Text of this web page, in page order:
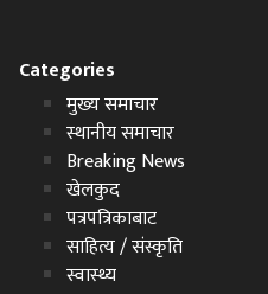
Categories
मुख्य समाचार
स्थानीय समाचार
Breaking News
खेलकुद
पत्रपत्रिकाबाट
साहित्य / संस्कृति
स्वास्थ्य